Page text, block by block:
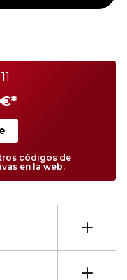
códigos de
en la web.